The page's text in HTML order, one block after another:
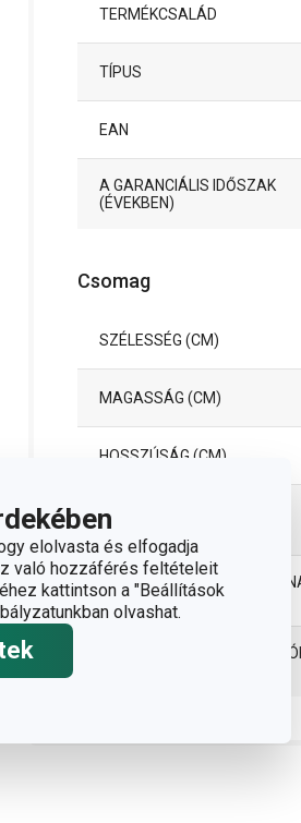
elolvasta és elfogadja
való hozzáférés feltételeit
kattintson a "Beállítások
olvashat.
TERMÉKCSALÁD
TÍPUS
EAN
A GARANCIÁLIS IDŐSZAK
(ÉVEKBEN)
Csomag
SZÉLESSÉG (CM)
MAGASSÁG (CM)
HOSSZÚSÁG (CM)
SÚLYA, BELEÉRTVE A
CSOMAGOLÁST (KG)
INNER BOX B2B
(DB)
MASTER BOX B2B